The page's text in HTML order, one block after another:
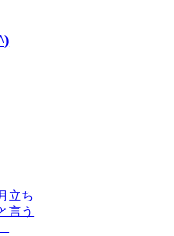
立ち
言う